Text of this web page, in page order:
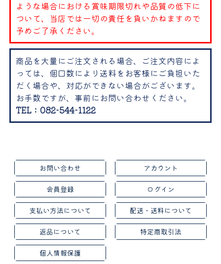
ような場合における賞味期限切れや品質の低下に
ついて、当店では一切の責任を負いかねますので
予めご了承ください。
商品を大量にご注文される場合、ご注文内容によ
っては、個口数により送料をお客様にご負担いた
だく場合や、対応ができない場合がございます。
お手数ですが、事前にお問い合わせください。
TEL：082-544-1122
お問い合わせ アカウント
会員登録 ログイン
支払い方法について 配送・送料について
返品について 特定商取引法
個人情報保護